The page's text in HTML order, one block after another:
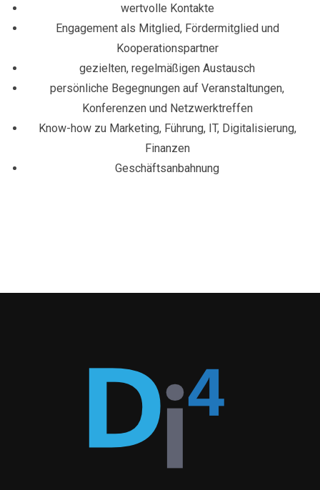
wertvolle Kontakte
Engagement als Mitglied, Fördermitglied und
Kooperationspartner
gezielten, regelmäßigen Austausch
persönliche Begegnungen auf Veranstaltungen,
Konferenzen und Netzwerktreffen
Know-how zu Marketing, Führung, IT, Digitalisierung,
Finanzen
Geschäftsanbahnung